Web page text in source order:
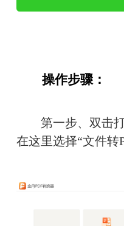
操作步骤：
第一步、双击
在这里选择“文件转